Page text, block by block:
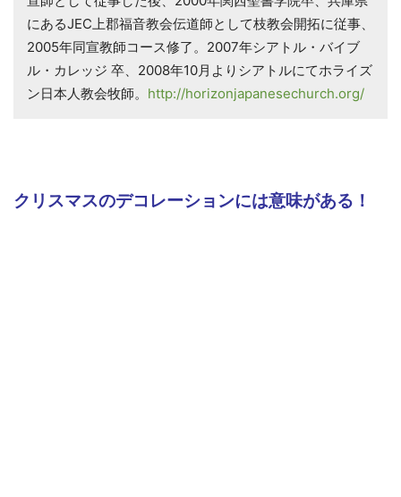
にあるJEC上郡福音教会伝道師として枝教会開拓に従事、
2005年同宣教師コース修了。2007年シアトル・バイブ
ル・カレッジ 卒、2008年10月よりシアトルにてホライズ
ン日本人教会牧師。 http://horizonjapanesechurch.org/
クリスマスのデコレーションには意味がある！